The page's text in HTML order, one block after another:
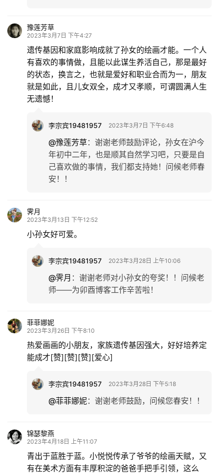
豫莲芳草
2023年3月7日 下午4:27
遗传基因和家庭影响成就了孙女的绘画才能。一个人
有喜欢的事情做，且能以此谋生养活自己，那是最好
的状态，换言之，也就是爱好和职业合而为一，朋友
就是如此，且儿女双全，成才又孝顺，可谓圆满人生
无遗憾！
李宗宾19481957 2023年3月7日 下午6:48
@豫莲芳草： 谢谢老师鼓励评论，孙女在沪今
年初中二年，也是顺其自然学习吧，只要是自
己喜欢做的事情，我们都支持她！问候老师春
安！！
霁月
2023年3月13日 下午12:52
小孙女好可爱。
李宗宾19481957 2023年3月28日 上午10:06
@霁月 ： 谢谢老师对小孙女的夸奖！！问候老
师——为卯酉博客工作辛苦啦！
菲菲娜妮
2023年3月26日 下午8:10
热爱画画的小朋友，家族遗传基因强大，好好培养定
能成才[赞][赞][赞][爱心]
李宗宾19481957 2023年3月28日 下午5:18
@菲菲娜妮 ： 谢谢老师鼓励，问候您春安！！
锦瑟黎燕
2023年4月18日 上午11:07
青出于蓝胜于蓝。小悦悦传承了爷爷的绘画天赋，又
有在美术方面有丰厚积淀的爸爸手把手引领，这么